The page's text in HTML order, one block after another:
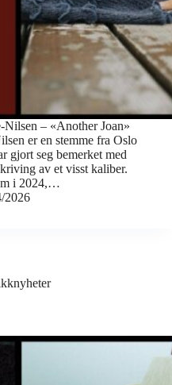
Nilsen – «Another Joan»
er en stemme fra Oslo
gjort seg bemerket med
av et visst kaliber.
i 2024,…
2026